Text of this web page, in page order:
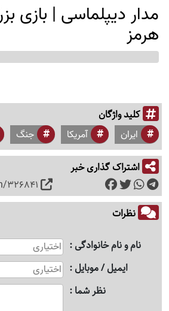
مدار دیپلماسی | بازی
هرمز
کلید واژگان
ایران آمریکا جنگ
اشتراک گذاری خبر
326841
نظرات
نام و نام خانوادگی
ایمیل / موبایل
نظر شما